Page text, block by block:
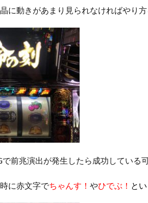
に動きがあまり見られなければやり
で前兆演出が発生したら成功している
に赤文字でちゃんす！ やひでぶ！ と